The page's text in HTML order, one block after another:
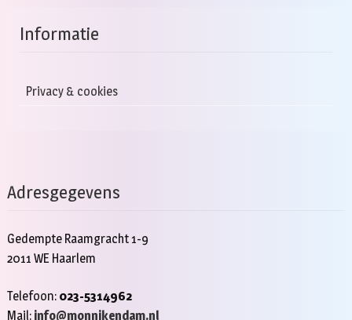
Informatie
Privacy & cookies
Adresgegevens
Gedempte Raamgracht 1-9
2011 WE Haarlem
Telefoon: 023-5314962
Mail: info@monnikendam.nl